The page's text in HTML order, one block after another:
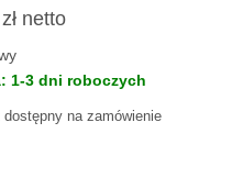
netto
1-3 dni roboczych
dostępny na zamówienie